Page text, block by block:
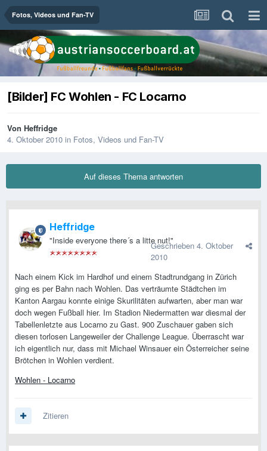
Fotos, Videos und Fan-TV
[Bilder] FC Wohlen - FC Locarno
Von Heffridge
4. Oktober 2010 in Fotos, Videos und Fan-TV
Auf dieses Thema antworten
Heffridge
"Inside everyone there´s a litte nut!"Geschrieben 4. Oktober
2010
Nach einem Kick im Hardhof und einem Stadtrundgang in Zürich
ging es per Bahn nach Wohlen. Das verträumte Städtchen im
Kanton Aargau konnte einige Skurilitäten aufwarten, aber man war
doch wegen Fußball hier. Im Stadion Niedermatten war diesmal der
Tabellenletzte aus Locarno zu Gast. 900 Zuschauer gaben sich
diesen torlosen Langeweiler der Challenge League. Überrascht war
ich eigentlich nur, dass mit Michael Winsauer ein Österreicher seine
Brötchen in Wohlen verdient.
Wohlen - Locarno
Zitieren